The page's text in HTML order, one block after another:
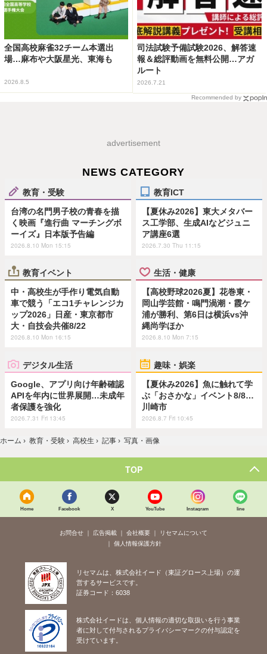
全国高校麻雀32チーム本選出
場…麻布や大阪星光、東海も
2026.8.5
司法試験予備試験2026、解答速
報＆総評動画を無料公開…アガ
ルート
2026.7.21
Recommended by
advertisement
NEWS CATEGORY
教育・受験
台湾の名門男子校の青春を描
く映画『進行曲 マーチングボ
ーイズ』日本版予告編
2026.8.10 Mon 15:15
教育ICT
【夏休み2026】東大メタバー
ス工学部、生成AIなどジュニ
ア講座6選
2026.7.30 Thu 11:15
教育イベント
中・高校生が手作り電気自動
車で競う「エコ1チャレンジカ
ップ2026」日産・東京都市
大・自技会共催8/22
2026.8.10 Mon 16:15
生活・健康
【高校野球2026夏】花巻東・
岡山学芸館・鳴門渦潮・霞ケ
浦が勝利、第6日は横浜vs沖
縄尚学ほか
2026.8.10 Mon 7:15
デジタル生活
Google、アプリ向け年齢確認
APIを年内に世界展開…未成年
者保護を強化
2026.7.31 Fri 13:45
趣味・娯楽
【夏休み2026】魚に触れて学
ぶ「おさかな」イベント8/8…
川崎市
2026.8.7 Fri 10:45
ホーム › 教育・受験 › 高校生 › 記事 › 写真・画像
TOP
Home Facebook X YouTube Instagram line
お問合せ 広告掲載 会社概要
リセマムについて
個人情報保護方針
リセマムは、株式会社イード（東証グロース上場）の運
営するサービスです。
証券コード：6038
株式会社イードは、個人情報の適切な取扱いを行う事業
者に対して付与されるプライバシーマークの付与認定を
受けています。